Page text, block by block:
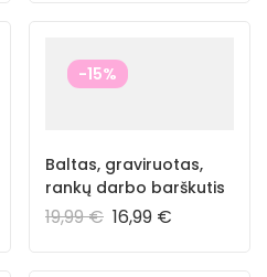
-15%
Baltas, graviruotas,
rankų darbo barškutis
19,99€ 16,99 €